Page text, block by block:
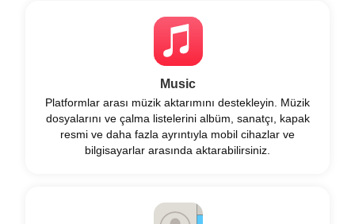
Music
Platformlar arası müzik aktarımını destekleyin. Müzik
dosyalarını ve çalma listelerini albüm, sanatçı, kapak
resmi ve daha fazla ayrıntıyla mobil cihazlar ve
bilgisayarlar arasında aktarabilirsiniz.